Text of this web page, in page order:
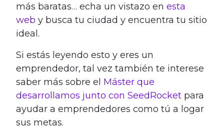
más baratas… echa un vistazo en esta
web y busca tu ciudad y encuentra tu sitio
ideal.
Si estás leyendo esto y eres un
emprendedor, tal vez también te interese
saber más sobre el Máster que
desarrollamos junto con SeedRocket para
ayudar a emprendedores como tú a logar
sus metas.